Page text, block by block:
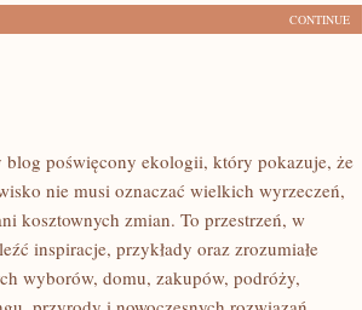
CONTINUE
blog poświęcony ekologii, który pokazuje, że
nie musi oznaczać wielkich wyrzeczeń,
kosztownych zmian. To przestrzeń, w
inspiracje, przykłady oraz zrozumiałe
wyborów, domu, zakupów, podróży,